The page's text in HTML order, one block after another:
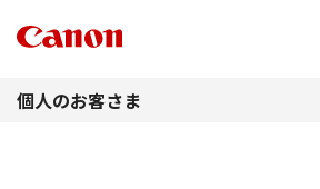
個人のお客さま